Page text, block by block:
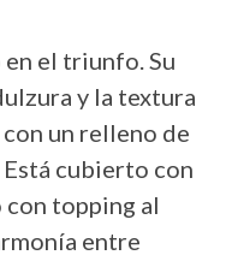
el triunfo. Su
y la textura
un relleno de
cubierto con
topping al
entre